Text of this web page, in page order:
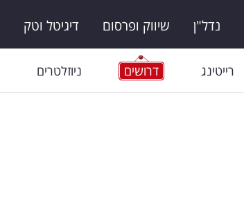
נדל"ן שיווק ופרסום דיגיטל וטק
רייטינג דרושים ניוזלטרים